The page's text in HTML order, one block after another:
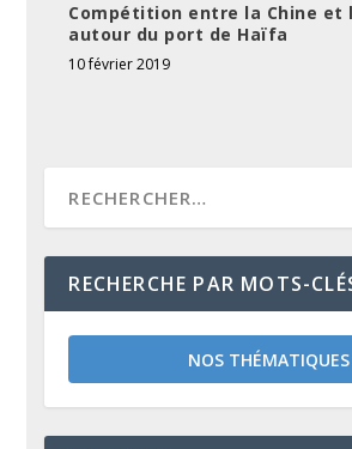
Compétition entre la Chine et
autour du port de Haïfa
10 février 2019
RECHERCHE PAR MOTS-
NOS THÉMATIQUES